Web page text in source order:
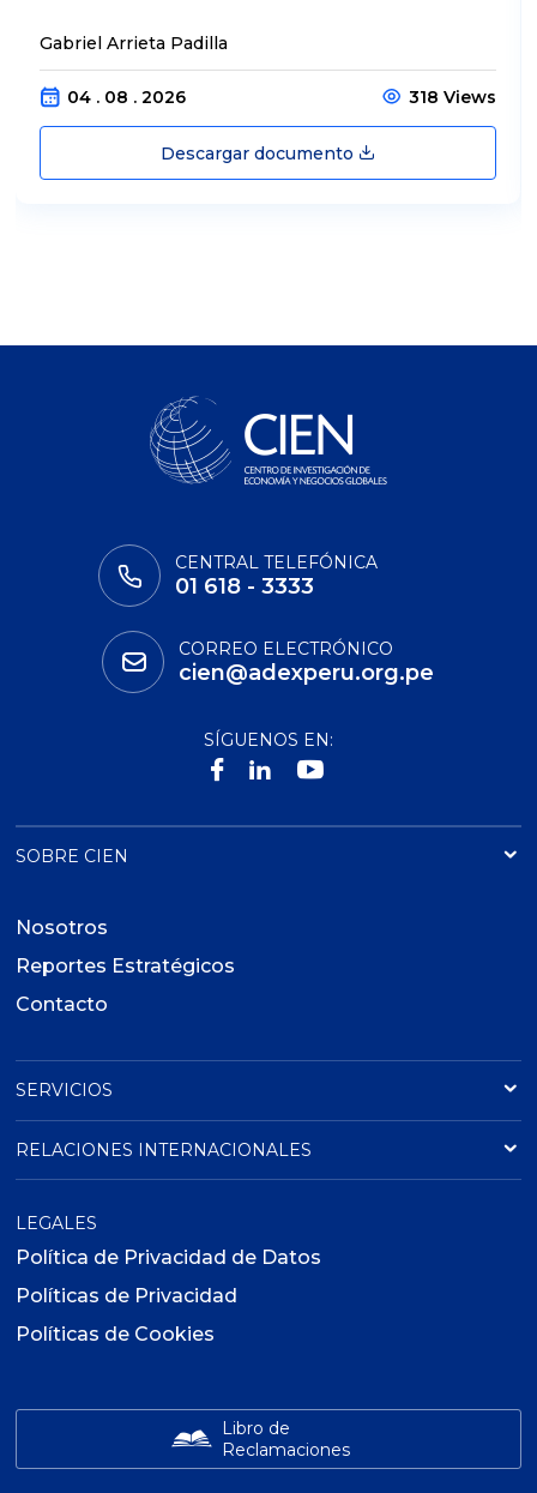
Gabriel Arrieta Padilla
04 . 08 . 2026 318 Views
Descargar documento
CENTRAL TELEFÓNICA
01 618 - 3333
CORREO ELECTRÓNICO
cien@adexperu.org.pe
SÍGUENOS EN:
SOBRE CIEN
Nosotros
Reportes Estratégicos
Contacto
SERVICIOS
RELACIONES INTERNACIONALES
LEGALES
Política de Privacidad de Datos
Políticas de Privacidad
Políticas de Cookies
Libro de
Reclamaciones